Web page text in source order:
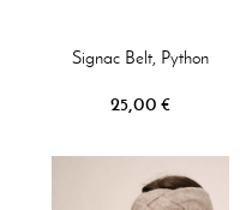
Signac Belt, Python
25,00 €